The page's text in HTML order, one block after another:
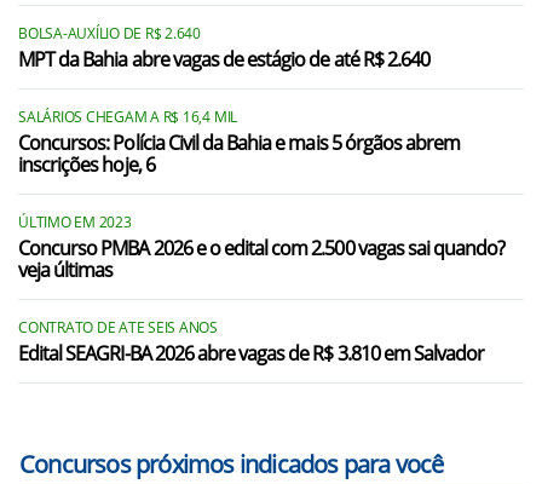
BOLSA-AUXÍLIO DE R$ 2.640
MPT da Bahia abre vagas de estágio de até R$ 2.640
SALÁRIOS CHEGAM A R$ 16,4 MIL
Concursos: Polícia Civil da Bahia e mais 5 órgãos abrem
inscrições hoje, 6
ÚLTIMO EM 2023
Concurso PMBA 2026 e o edital com 2.500 vagas sai quando?
veja últimas
CONTRATO DE ATE SEIS ANOS
Edital SEAGRI-BA 2026 abre vagas de R$ 3.810 em Salvador
Concursos próximos indicados para você